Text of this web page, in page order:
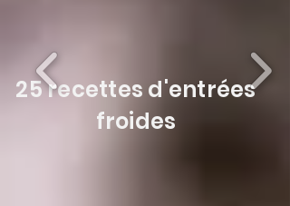
25 recettes d'entrées
froides